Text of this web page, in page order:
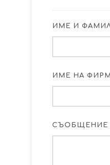
ИМЕ И
ИМЕ НА
СЪОБЩЕНИЕ